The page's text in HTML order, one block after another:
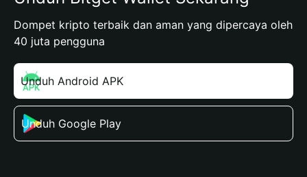
Dompet kripto terbaik dan aman yang dipercaya oleh
40 juta pengguna
Unduh Android APK
Unduh Google Play